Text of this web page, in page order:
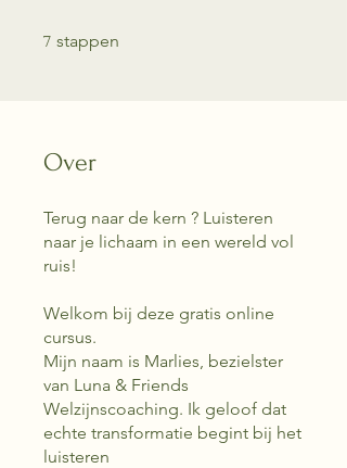
7 stappen
Over
Terug naar de kern ? Luisteren
naar je lichaam in een wereld vol
ruis!
Welkom bij deze gratis online
cursus.
Mijn naam is Marlies, bezielster
van Luna & Friends
Welzijnscoaching. Ik geloof dat
echte transformatie begint bij het
luisteren